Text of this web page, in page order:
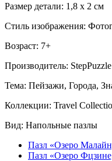
Размер детали: 1,8 x 2 см
Стиль изображения:
Возраст: 7+
Производитель: StepPuzzle
Тема: Пейзажи, Города,
Коллекции: Travel
Вид: Напольные пазлы
Пазл «Озеро
Пазл «Озеро